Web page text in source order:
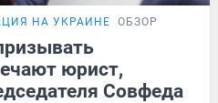
НА УКРАИНЕ ОБЗОР
юрист,
Совфеда